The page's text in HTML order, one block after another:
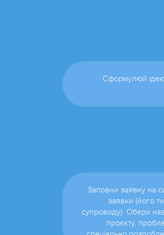
Сформулюй
Заповни заявку на
заявки (його
супроводу). Обери
проєкту,